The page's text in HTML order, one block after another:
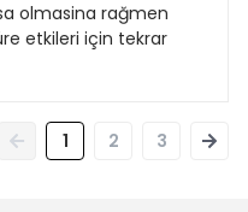
olmasina rağmen
etkileri için tekrar
1 2 3